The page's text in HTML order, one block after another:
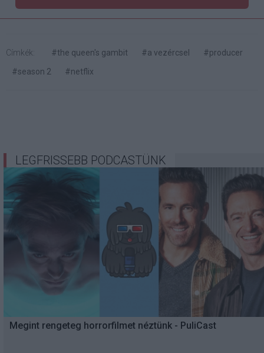
Címkék: #the queen's gambit #a vezércsel
#producer
#season 2
#netflix
LEGFRISSEBB PODCASTÜNK
Megint rengeteg horrorfilmet néztünk - PuliCast